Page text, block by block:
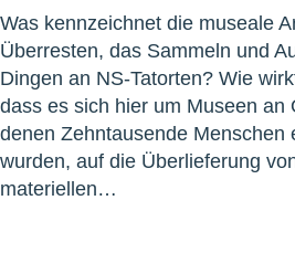
Was kennzeichnet die museale
Überresten, das Sammeln und
Dingen an NS-Tatorten? Wie
dass es sich hier um Museen an
denen Zehntausende Menschen
wurden, auf die Überlieferung
materiellen…